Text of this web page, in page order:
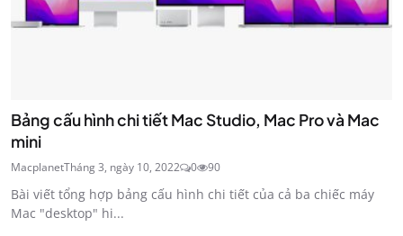
Bảng cấu hình chi tiết Mac Studio, Mac Pro và Mac
mini
MacplanetTháng 3, ngày 10, 2022 0 90
Bài viết tổng hợp bảng cấu hình chi tiết của cả ba chiếc máy
Mac "desktop" hi...